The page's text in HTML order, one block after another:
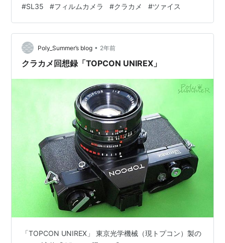
の設計で富岡光学設計と異なる。 50mm F1.8、35mm
F2.8、85mm F2.8など、優等生な富岡製ツァイスレンズ
に比べると個性的で魅力のあるレンズだと思う。
Rolleiflex SL35 「作例1」Planar 50㎜ F1.8+Kodak
ColorPlus 20…
#SL35 #フィルムカメラ #クラカメ #ツァイス
Poly_Summer’s blog • 2年前
クラカメ回想録「TOPCON UNIREX」
「TOPCON UNIREX」 東京光学機械（現トプコン）製の